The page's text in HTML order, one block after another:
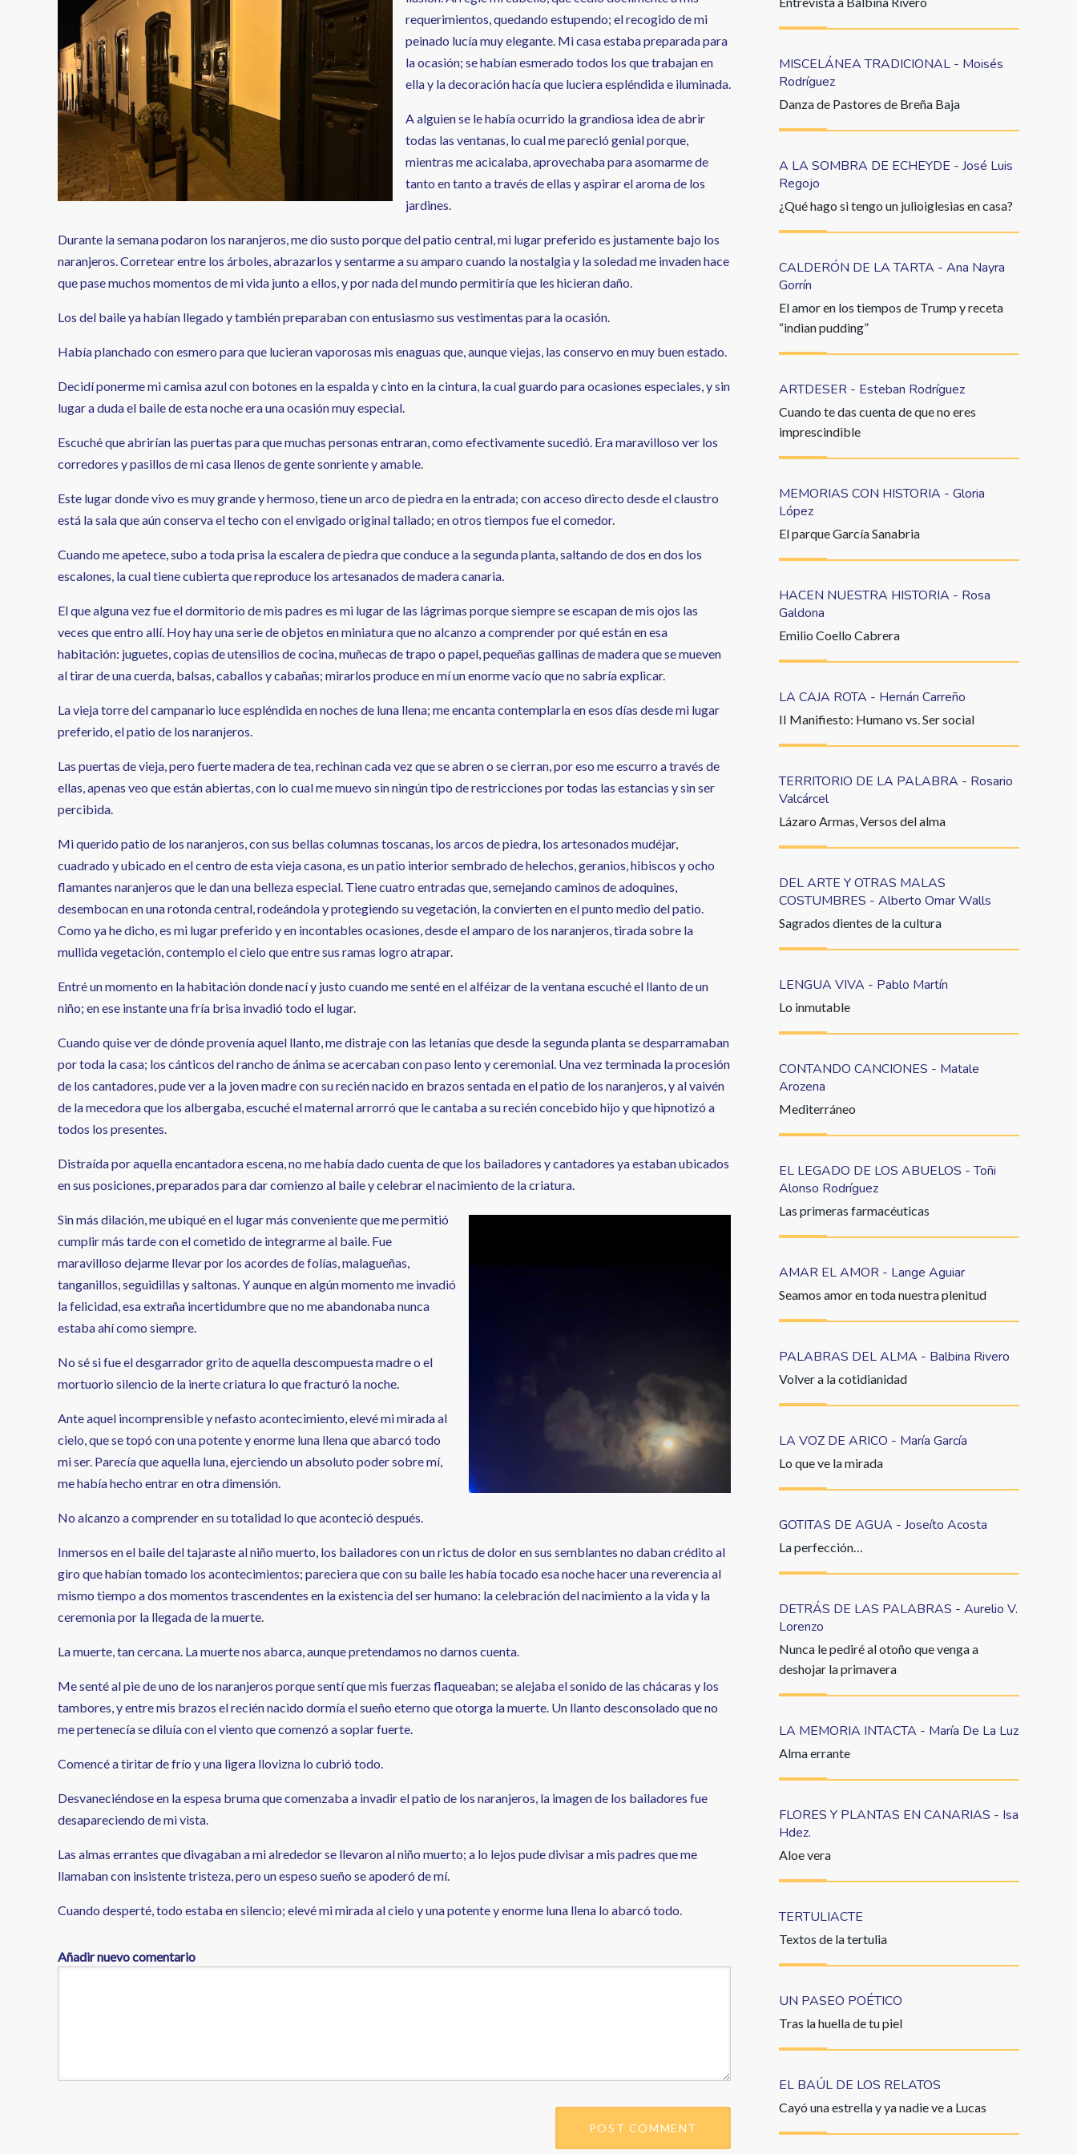
requerimientos, quedando estupendo; el recogido de mi
peinado lucía muy elegante. Mi casa estaba preparada para
la ocasión; se habían esmerado todos los que trabajan en
ella y la decoración hacía que luciera espléndida e iluminada.
A alguien se le había ocurrido la grandiosa idea de abrir
todas las ventanas, lo cual me pareció genial porque,
mientras me acicalaba, aprovechaba para asomarme de
tanto en tanto a través de ellas y aspirar el aroma de los
jardines.
Durante la semana podaron los naranjeros, me dio susto porque del patio central, mi lugar preferido es justamente bajo los
naranjeros. Corretear entre los árboles, abrazarlos y sentarme a su amparo cuando la nostalgia y la soledad me invaden hace
que pase muchos momentos de mi vida junto a ellos, y por nada del mundo permitiría que les hicieran daño.
Los del baile ya habían llegado y también preparaban con entusiasmo sus vestimentas para la ocasión.
Había planchado con esmero para que lucieran vaporosas mis enaguas que, aunque viejas, las conservo en muy buen estado.
Decidí ponerme mi camisa azul con botones en la espalda y cinto en la cintura, la cual guardo para ocasiones especiales, y sin
lugar a duda el baile de esta noche era una ocasión muy especial.
Escuché que abrirían las puertas para que muchas personas entraran, como efectivamente sucedió. Era maravilloso ver los
corredores y pasillos de mi casa llenos de gente sonriente y amable.
Este lugar donde vivo es muy grande y hermoso, tiene un arco de piedra en la entrada; con acceso directo desde el claustro
está la sala que aún conserva el techo con el envigado original tallado; en otros tiempos fue el comedor.
Cuando me apetece, subo a toda prisa la escalera de piedra que conduce a la segunda planta, saltando de dos en dos los
escalones, la cual tiene cubierta que reproduce los artesanados de madera canaria.
El que alguna vez fue el dormitorio de mis padres es mi lugar de las lágrimas porque siempre se escapan de mis ojos las
veces que entro allí. Hoy hay una serie de objetos en miniatura que no alcanzo a comprender por qué están en esa
habitación: juguetes, copias de utensilios de cocina, muñecas de trapo o papel, pequeñas gallinas de madera que se mueven
al tirar de una cuerda, balsas, caballos y cabañas; mirarlos produce en mí un enorme vacío que no sabría explicar.
La vieja torre del campanario luce espléndida en noches de luna llena; me encanta contemplarla en esos días desde mi lugar
preferido, el patio de los naranjeros.
Las puertas de vieja, pero fuerte madera de tea, rechinan cada vez que se abren o se cierran, por eso me escurro a través de
ellas, apenas veo que están abiertas, con lo cual me muevo sin ningún tipo de restricciones por todas las estancias y sin ser
percibida.
Mi querido patio de los naranjeros, con sus bellas columnas toscanas, los arcos de piedra, los artesonados mudéjar,
cuadrado y ubicado en el centro de esta vieja casona, es un patio interior sembrado de helechos, geranios, hibiscos y ocho
flamantes naranjeros que le dan una belleza especial. Tiene cuatro entradas que, semejando caminos de adoquines,
desembocan en una rotonda central, rodeándola y protegiendo su vegetación, la convierten en el punto medio del patio.
Como ya he dicho, es mi lugar preferido y en incontables ocasiones, desde el amparo de los naranjeros, tirada sobre la
mullida vegetación, contemplo el cielo que entre sus ramas logro atrapar.
Entré un momento en la habitación donde nací y justo cuando me senté en el alféizar de la ventana escuché el llanto de un
niño; en ese instante una fría brisa invadió todo el lugar.
Cuando quise ver de dónde provenía aquel llanto, me distraje con las letanías que desde la segunda planta se desparramaban
por toda la casa; los cánticos del rancho de ánima se acercaban con paso lento y ceremonial. Una vez terminada la procesión
de los cantadores, pude ver a la joven madre con su recién nacido en brazos sentada en el patio de los naranjeros, y al vaivén
de la mecedora que los albergaba, escuché el maternal arrorró que le cantaba a su recién concebido hijo y que hipnotizó a
todos los presentes.
Distraída por aquella encantadora escena, no me había dado cuenta de que los bailadores y cantadores ya estaban ubicados
en sus posiciones, preparados para dar comienzo al baile y celebrar el nacimiento de la criatura.
Sin más dilación, me ubiqué en el lugar más conveniente que me permitió
cumplir más tarde con el cometido de integrarme al baile. Fue
maravilloso dejarme llevar por los acordes de folías, malagueñas,
tanganillos, seguidillas y saltonas. Y aunque en algún momento me invadió
la felicidad, esa extraña incertidumbre que no me abandonaba nunca
estaba ahí como siempre.
No sé si fue el desgarrador grito de aquella descompuesta madre o el
mortuorio silencio de la inerte criatura lo que fracturó la noche.
Ante aquel incomprensible y nefasto acontecimiento, elevé mi mirada al
cielo, que se topó con una potente y enorme luna llena que abarcó todo
mi ser. Parecía que aquella luna, ejerciendo un absoluto poder sobre mí,
me había hecho entrar en otra dimensión.
No alcanzo a comprender en su totalidad lo que aconteció después.
Inmersos en el baile del tajaraste al niño muerto, los bailadores con un rictus de dolor en sus semblantes no daban crédito al
giro que habían tomado los acontecimientos; pareciera que con su baile les había tocado esa noche hacer una reverencia al
mismo tiempo a dos momentos trascendentes en la existencia del ser humano: la celebración del nacimiento a la vida y la
ceremonia por la llegada de la muerte.
La muerte, tan cercana. La muerte nos abarca, aunque pretendamos no darnos cuenta.
Me senté al pie de uno de los naranjeros porque sentí que mis fuerzas flaqueaban; se alejaba el sonido de las chácaras y los
tambores, y entre mis brazos el recién nacido dormía el sueño eterno que otorga la muerte. Un llanto desconsolado que no
me pertenecía se diluía con el viento que comenzó a soplar fuerte.
Comencé a tiritar de frío y una ligera llovizna lo cubrió todo.
Desvaneciéndose en la espesa bruma que comenzaba a invadir el patio de los naranjeros, la imagen de los bailadores fue
desapareciendo de mi vista.
Las almas errantes que divagaban a mi alrededor se llevaron al niño muerto; a lo lejos pude divisar a mis padres que me
llamaban con insistente tristeza, pero un espeso sueño se apoderó de mí.
Cuando desperté, todo estaba en silencio; elevé mi mirada al cielo y una potente y enorme luna llena lo abarcó todo.
Añadir nuevo comentario
MISCELÁNEA TRADICIONAL - Moisés
Rodríguez
Danza de Pastores de Breña Baja
A LA SOMBRA DE ECHEYDE - José Luis
Regojo
¿Qué hago si tengo un julioiglesias en casa?
CALDERÓN DE LA TARTA - Ana Nayra
Gorrín
El amor en los tiempos de Trump y receta
“indian pudding”
ARTDESER - Esteban Rodríguez
Cuando te das cuenta de que no eres
imprescindible
MEMORIAS CON HISTORIA - Gloria
López
El parque García Sanabria
HACEN NUESTRA HISTORIA - Rosa
Galdona
Emilio Coello Cabrera
LA CAJA ROTA - Hernán Carreño
II Manifiesto: Humano vs. Ser social
TERRITORIO DE LA PALABRA - Rosario
Valcárcel
Lázaro Armas, Versos del alma
DEL ARTE Y OTRAS MALAS
COSTUMBRES - Alberto Omar Walls
Sagrados dientes de la cultura
LENGUA VIVA - Pablo Martín
Lo inmutable
CONTANDO CANCIONES - Matale
Arozena
Mediterráneo
EL LEGADO DE LOS ABUELOS - Toñi
Alonso Rodríguez
Las primeras farmacéuticas
AMAR EL AMOR - Lange Aguiar
Seamos amor en toda nuestra plenitud
PALABRAS DEL ALMA - Balbina Rivero
Volver a la cotidianidad
LA VOZ DE ARICO - María García
Lo que ve la mirada
GOTITAS DE AGUA - Joseíto Acosta
La perfección…
DETRÁS DE LAS PALABRAS - Aurelio V.
Lorenzo
Nunca le pediré al otoño que venga a
deshojar la primavera
LA MEMORIA INTACTA - María De La Luz
Alma errante
FLORES Y PLANTAS EN CANARIAS - Isa
Hdez.
Aloe vera
TERTULIACTE
Textos de la tertulia
UN PASEO POÉTICO
Tras la huella de tu piel
EL BAÚL DE LOS RELATOS
Cayó una estrella y ya nadie ve a Lucas